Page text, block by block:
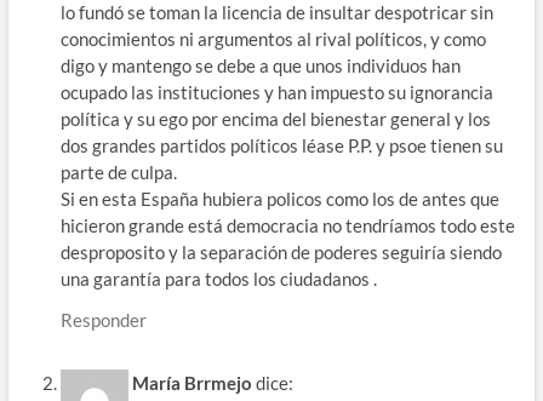
lo fundó se toman la licencia de insultar despotricar sin
conocimientos ni argumentos al rival políticos, y como
digo y mantengo se debe a que unos individuos han
ocupado las instituciones y han impuesto su ignorancia
política y su ego por encima del bienestar general y los
dos grandes partidos políticos léase P.P. y psoe tienen su
parte de culpa.
Si en esta España hubiera policos como los de antes que
hicieron grande está democracia no tendríamos todo este
desproposito y la separación de poderes seguiría siendo
una garantía para todos los ciudadanos .
Responder
María Brrmejo dice: